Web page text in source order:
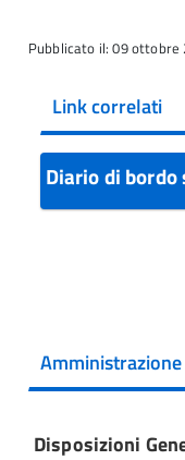
Pubblicato il: 09 ottobre
Link correlati
Diario di
Disposizioni